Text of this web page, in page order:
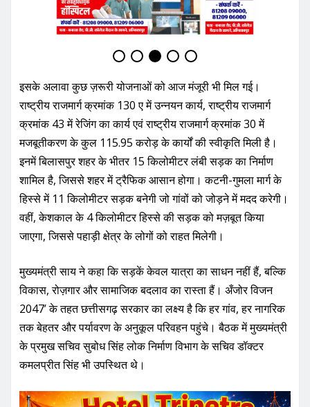
इसके अलावा कुछ ज़रूरी योजनाओं को आज मंजूरी भी मिल गई।
राष्ट्रीय राजमार्ग क्रमांक 130 ए में उन्नयन कार्य, राष्ट्रीय राजमार्ग
क्रमांक 43 में रेजिंग का कार्य एवं राष्ट्रीय राजमार्ग क्रमांक 30 में
मजबूतीकरण के कुल 115.95 करोड़ के कार्यों की स्वीकृति मिली है।
इनमें बिलासपुर शहर के भीतर 15 किलोमीटर लंबी सड़क का निर्माण
शामिल है, जिससे शहर में ट्रैफिक आसान होगा। कटनी-गुमला मार्ग के
वहीं, केशकाल के 4 किलोमीटर हिस्से की सड़क को मज़बूत किया
जाएगा, जिससे पहाड़ी क्षेत्र के लोगों को राहत मिलेगी।
मुख्यमंत्री साय ने कहा कि सड़कें केवल यात्रा का साधन नहीं हैं, बल्कि
विकास, रोज़गार और सामाजिक बदलाव का रास्ता हैं। अँजोर विजन
2047’ के तहत छत्तीसगढ़ सरकार का लक्ष्य है कि हर गांव, हर नागरिक
के प्रमुख सचिव सुबोध सिंह लोक निर्माण विभाग के सचिव डॉक्टर